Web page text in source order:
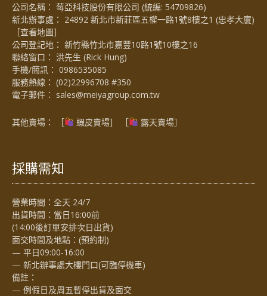
公司名稱： 莓亞科技股份有限公司 (統編: 54709826)
新北辦事處： 24892 新北市新莊區五權一路1號8樓之1 (忠孝大廈)
［查看地圖］
公司登記地： 新竹縣竹北市嘉豐10路1號10樓之16
聯絡窗口： 洪先生 (Rick Hung)
手機/簡訊： 0986535085
服務熱線： (02)22996708 #350
電子郵件： sales@meiyagroup.com.tw
其他賣場： ［ 蝦皮賣場］ ［ 露天賣場］
採購需知
營業時間：全天 24/7
出貨時間：當日16:00前
(14:00後訂單安排次日出貨)
面交時間及地點：(預約制)
— 平日09:00-16:00
— 新北辦事處大樓門口(可臨停機車)
備註：
— 例假日及周五暫停出貨及面交